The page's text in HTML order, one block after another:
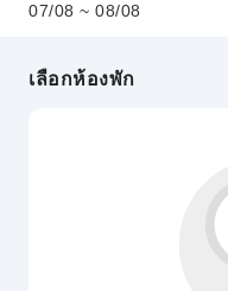
07/08 ~ 08/08
เลือกห้องพัก